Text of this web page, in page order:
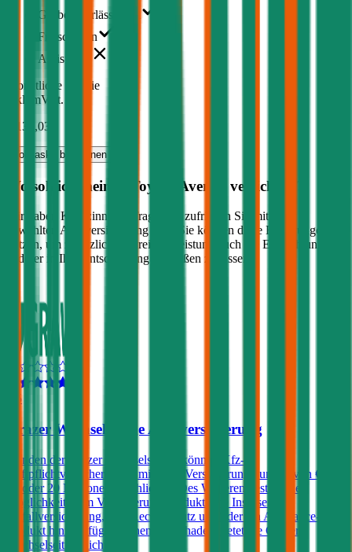
Grobe Fahrlässigkeit
Freischaden
Assistance
Monatliche Prämie
inkl. mVSt.
€ 137,03
Vollkasko berechnen
Wo soll ich meinen Toyota Avensis versichern?
Wir haben Kund:innen befragt, wie zufrieden Sie mit ihrer
gewählten Autoversicherung sind. Sie können diese Erfahrungen
nutzen, um zusätzlich zu Preis & Leistung auch die Empfehlungen
anderer in Ihre Entscheidung einfließen zu lassen:
4,5
Grazer Wechselseitige Autoversicherung
Kunden der Grazer Wechselseitige können Kfz-
Haftpflichtversicherungen mit einer Versicherungssumme von € 10,
15 oder 20 Millionen abschließen. Des Weiteren besteht die
Möglichkeit, dem Versicherungsprodukt eine Insassen-
Unfallversicherung, Kfz-Rechtsschutz und/oder ein Assistance-
Produkt hinzuzufügen. Einen Freischaden bietet die Grazer
Wechselseitige nicht an.